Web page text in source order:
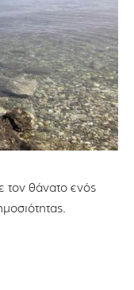
τον θάνατο ενός